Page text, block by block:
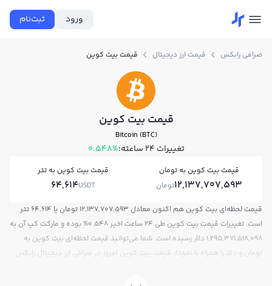
ورود ثبت‌نام
صرافی رابکس قیمت ارز دیجیتال قیمت بیت کوین
قیمت بیت کوین
Bitcoin (BTC)
تغییرات ۲۴ ساعته: 0.548%
قیمت بیت کوین به تومان
12,137,707,593تومان
قیمت بیت کوین به تتر
64,614USDT
قیمت لحظه‌ای بیت کوین هم اکنون معادل 12,137,707,593 تومان یا 64,614 تتر
است. تغییرات قیمت بیت کوین طی 24 ساعت اخیر 0.548% بوده و مارکت کپ آن به
1,295,371,518,098 دلار رسیده است. شما می‌توانید قیمت لحظه‌ای بیت کوین به
تومان و دلار را همراه با نمودار قیمت بیت کوین امروز در صرافی ارز دیجیتال رابکس